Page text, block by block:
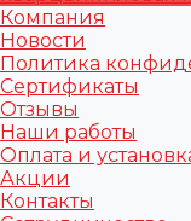
Компания
Новости
Политика
Сертификаты
Отзывы
Наши работы
Оплата и
Акции
Контакты